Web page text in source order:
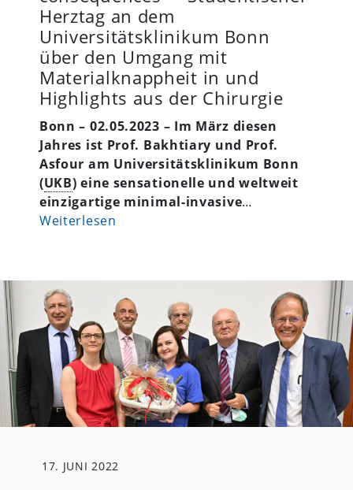
Herztag an dem
Universitätsklinikum Bonn
über den Umgang mit
Materialknappheit in und
Highlights aus der Chirurgie
Bonn – 02.05.2023 – Im März diesen
Jahres ist Prof. Bakhtiary und Prof.
Asfour am Universitätsklinikum Bonn
(UKB) eine sensationelle und weltweit
einzigartige minimal-invasive…
Weiterlesen
17. JUNI 2022